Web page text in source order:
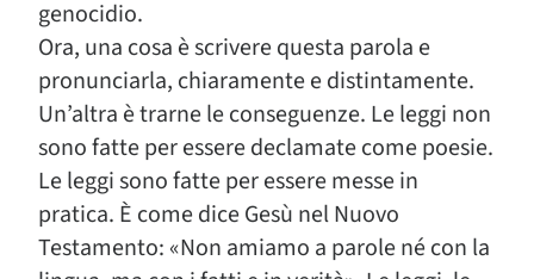
genocidio.
Ora, una cosa è scrivere questa parola e
pronunciarla, chiaramente e distintamente.
Un’altra è trarne le conseguenze. Le leggi non
sono fatte per essere declamate come poesie.
Le leggi sono fatte per essere messe in
pratica. È come dice Gesù nel Nuovo
Testamento: «Non amiamo a parole né con la